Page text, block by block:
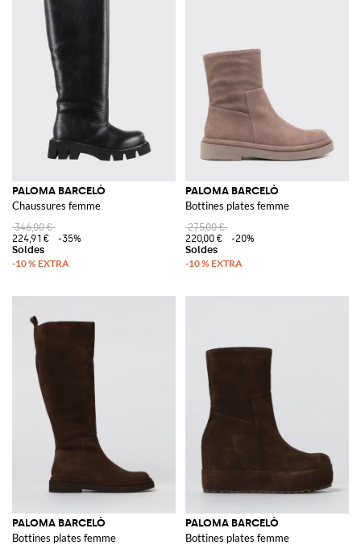
PALOMA BARCELÒ
Chaussures femme
346,00 €
224,91 €
-35%
PALOMA BARCELÒ
Bottines plates femme
275,00 €
220,00 €
-20%
PALOMA BARCELÒ
Bottines plates femme
PALOMA BARCELÒ
Bottines plates femme